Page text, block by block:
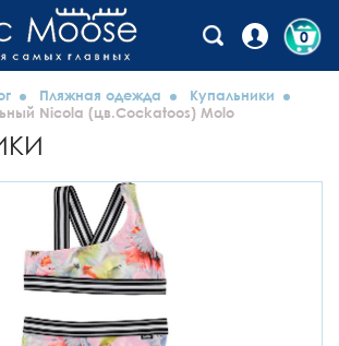
0
Пляжная одежда
Купальники
Nicola (цв.Cockatoos) Molo